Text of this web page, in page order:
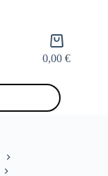
Panier
d’achat
0,00€